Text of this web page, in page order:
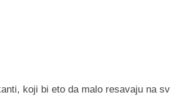
koji bi eto da malo resavaju na